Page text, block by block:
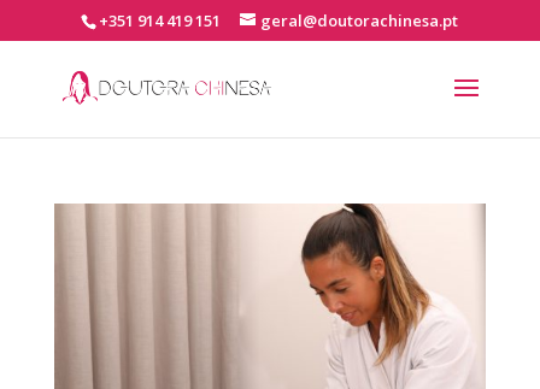
+351 914 419 151 geral@doutorachinesa.pt